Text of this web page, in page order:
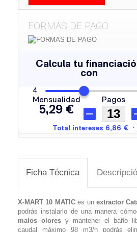
FORMAS DE PAGO
Ficha Técnica
X-MART 10 MATICes unextractor
podrás instalarlo de una manera
malos olores y mantener el baño
caudal máximo 98 m3/h podrás